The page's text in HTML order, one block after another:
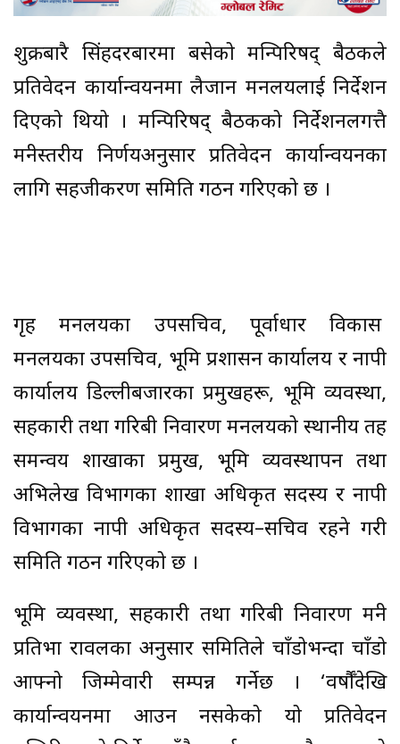
शुक्रबारै सिंहदरबारमा बसेको मन्त्रिपरिषद् बैठकले
प्रतिवेदन कार्यान्वयनमा लैजान मन्त्रालयलाई निर्देशन
दिएको थियो । मन्त्रिपरिषद् बैठकको निर्देशनलगत्तै
मन्त्रीस्तरीय निर्णयअनुसार प्रतिवेदन कार्यान्वयनका
लागि सहजीकरण समिति गठन गरिएको छ ।
गृह मन्त्रालयका उपसचिव, पूर्वाधार विकास
मन्त्रालयका उपसचिव, भूमि प्रशासन कार्यालय र नापी
कार्यालय डिल्लीबजारका प्रमुखहरू, भूमि व्यवस्था,
सहकारी तथा गरिबी निवारण मन्त्रालयको स्थानीय तह
समन्वय शाखाका प्रमुख, भूमि व्यवस्थापन तथा
अभिलेख विभागका शाखा अधिकृत सदस्य र नापी
विभागका नापी अधिकृत सदस्य–सचिव रहने गरी
समिति गठन गरिएको छ ।
​भूमि व्यवस्था, सहकारी तथा गरिबी निवारण मन्त्री
प्रतिभा रावलका अनुसार समितिले चाँडोभन्दा चाँडो
आफ्नो जिम्मेवारी सम्पन्न गर्नेछ । ‘वर्षौँदेखि
कार्यान्वयनमा आउन नसकेको यो प्रतिवेदन